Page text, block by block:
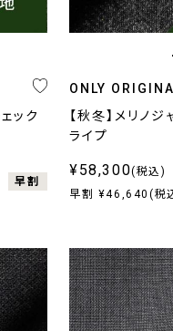
ック
早割
ONLY
【秋冬】メリノ
ライプ
¥58,300(税込)
早割 ¥46,640(税